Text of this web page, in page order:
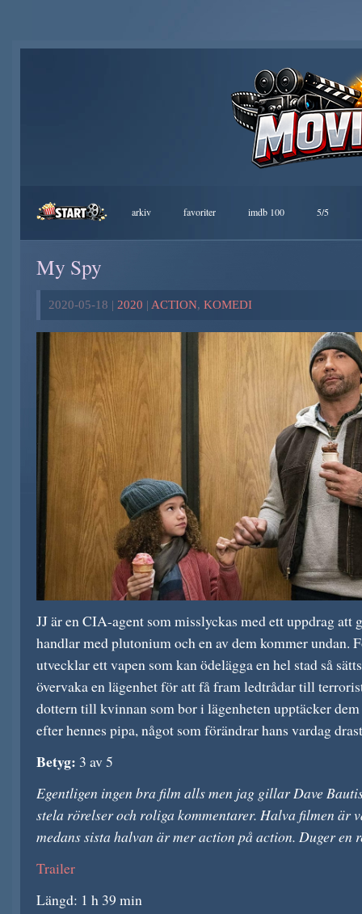
arkiv favoriter imdb 100 5/5
My Spy
2020-05-18 | 2020 | ACTION, KOMEDI
JJ är en CIA-agent som misslyckas med ett uppdrag att
handlar med plutonium och en av dem kommer undan.
utvecklar ett vapen som kan ödelägga en hel stad så
övervaka en lägenhet för att få fram ledtrådar till
dottern till kvinnan som bor i lägenheten upptäcker dem
efter hennes pipa, något som förändrar hans vardag
Betyg: 3 av 5
Egentligen ingen bra film alls men jag gillar Dave
stela rörelser och roliga kommentarer. Halva filmen är
medans sista halvan är mer action på action. Duger en
Trailer
Längd: 1 h 39 min